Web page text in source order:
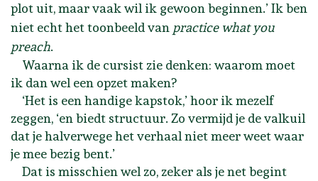
plot uit, maar vaak wil ik gewoon beginnen.’ Ik ben
niet echt het toonbeeld van practice what you
preach.
Waarna ik de cursist zie denken: waarom moet
ik dan wel een opzet maken?
‘Het is een handige kapstok,’ hoor ik mezelf
zeggen, ‘en biedt structuur. Zo vermijd je de valkuil
dat je halverwege het verhaal niet meer weet waar
je mee bezig bent.’
Dat is misschien wel zo, zeker als je net begint